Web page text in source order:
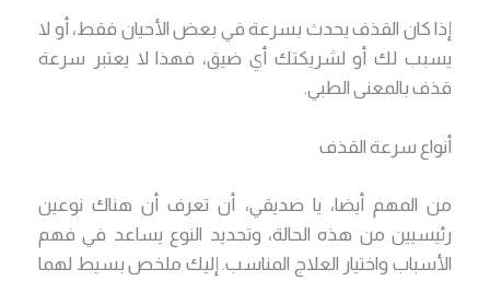
إذا كان القذف يحدث بسرعة في بعض الأحيان فقط، أو لا
يسبب لك أو لشريكتك أي ضيق، فهذا لا يعتبر سرعة
قذف بالمعنى الطبي.
أنواع سرعة القذف
من المهم أيضا، يا صديقي، أن تعرف أن هناك نوعين
رئيسيين من هذه الحالة، وتحديد النوع يساعد في فهم
الأسباب واختيار العلاج المناسب. إليك ملخص بسيط لهما